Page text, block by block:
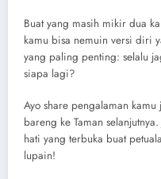
Buat yang masih mikir dua
kamu bisa nemuin versi diri
yang paling penting: selalu
siapa lagi?
Ayo share pengalaman
bareng ke Taman
hati yang terbuka buat
lupain!